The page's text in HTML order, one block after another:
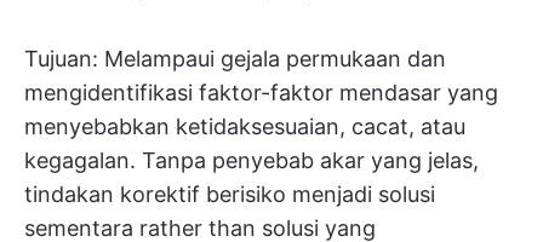
Tujuan: Melampaui gejala permukaan dan
mengidentifikasi faktor-faktor mendasar yang
menyebabkan ketidaksesuaian, cacat, atau
kegagalan. Tanpa penyebab akar yang jelas,
tindakan korektif berisiko menjadi solusi
sementara rather than solusi yang